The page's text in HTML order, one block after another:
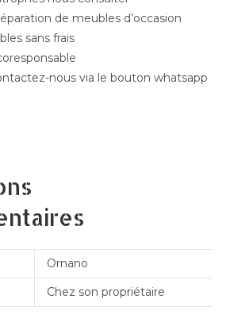
de meubles d’occasion
sans frais
nous via le bouton whatsapp
Ornano
Chez son propriétaire